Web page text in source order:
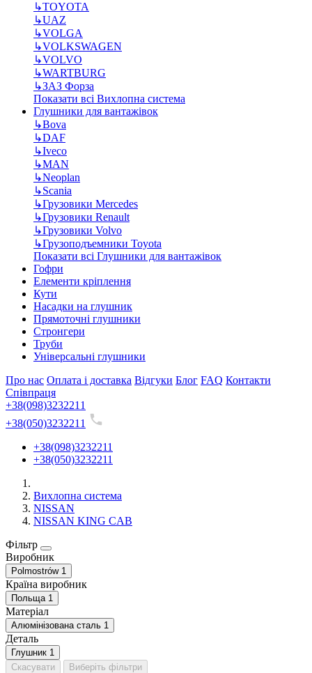
↳TOYOTA
↳UAZ
↳VOLGA
↳VOLKSWAGEN
↳VOLVO
↳WARTBURG
↳ЗАЗ Форза
Показати всі Вихлопна система
Глушники для вантажівок
↳Bova
↳DAF
↳Iveco
↳MAN
↳Neoplan
↳Scania
↳Грузовики Mercedes
↳Грузовики Renault
↳Грузовики Volvo
↳Грузоподъемники Toyota
Показати всі Глушники для вантажівок
Гофри
Елементи кріплення
Кути
Насадки на глушник
Прямоточні глушники
Стронгери
Труби
Універсальні глушники
Про нас Оплата і доставка Відгуки Блог FAQ Контакти
Співпраця
+38(098)3232211
+38(050)3232211
+38(098)3232211
+38(050)3232211
Вихлопна система
NISSAN
NISSAN KING CAB
Фільтр
Виробник
Polmostrów 1
Країна виробник
Польща 1
Матеріал
Алюмінізована сталь 1
Деталь
Глушник 1
Скасувати
Виберіть фільтри